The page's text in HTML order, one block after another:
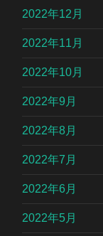
2022年12月
2022年11月
2022年10月
2022年9月
2022年8月
2022年7月
2022年6月
2022年5月